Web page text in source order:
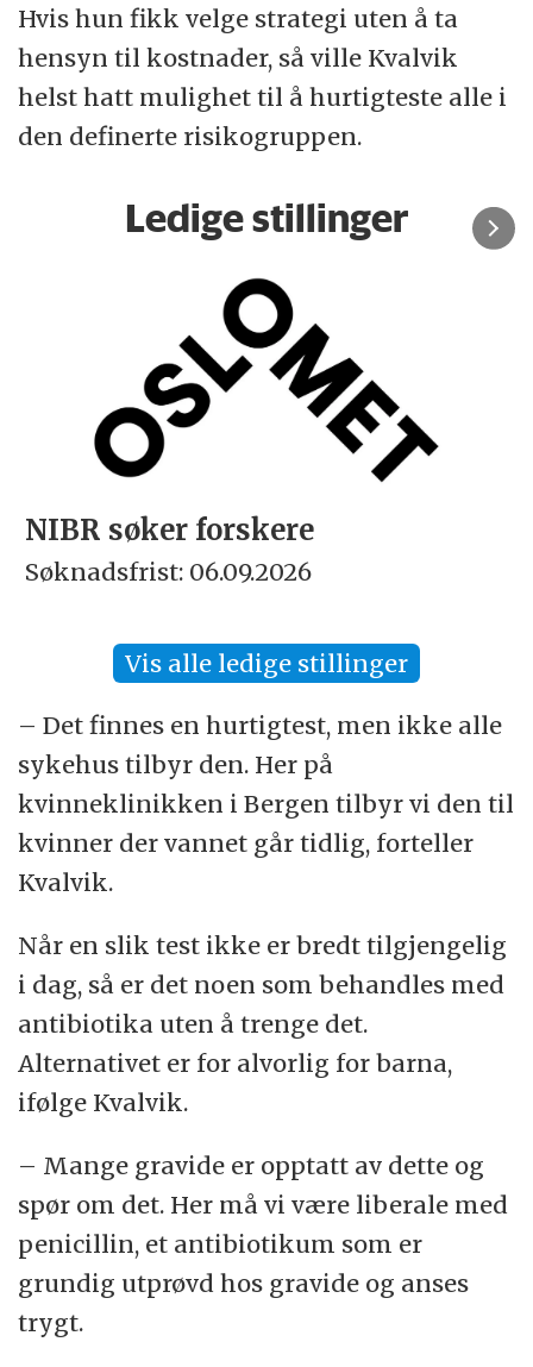
Hvis hun fikk velge strategi uten å ta
hensyn til kostnader, så ville Kvalvik
helst hatt mulighet til å hurtigteste alle i
den definerte risikogruppen.
Ledige stillinger
NIBR søker forskere
Søknadsfrist: 06.09.2026
Vis alle ledige stillinger
– Det finnes en hurtigtest, men ikke alle
sykehus tilbyr den. Her på
kvinneklinikken i Bergen tilbyr vi den til
kvinner der vannet går tidlig, forteller
Kvalvik.
Når en slik test ikke er bredt tilgjengelig
i dag, så er det noen som behandles med
antibiotika uten å trenge det.
Alternativet er for alvorlig for barna,
ifølge Kvalvik.
– Mange gravide er opptatt av dette og
spør om det. Her må vi være liberale med
penicillin, et antibiotikum som er
grundig utprøvd hos gravide og anses
trygt.